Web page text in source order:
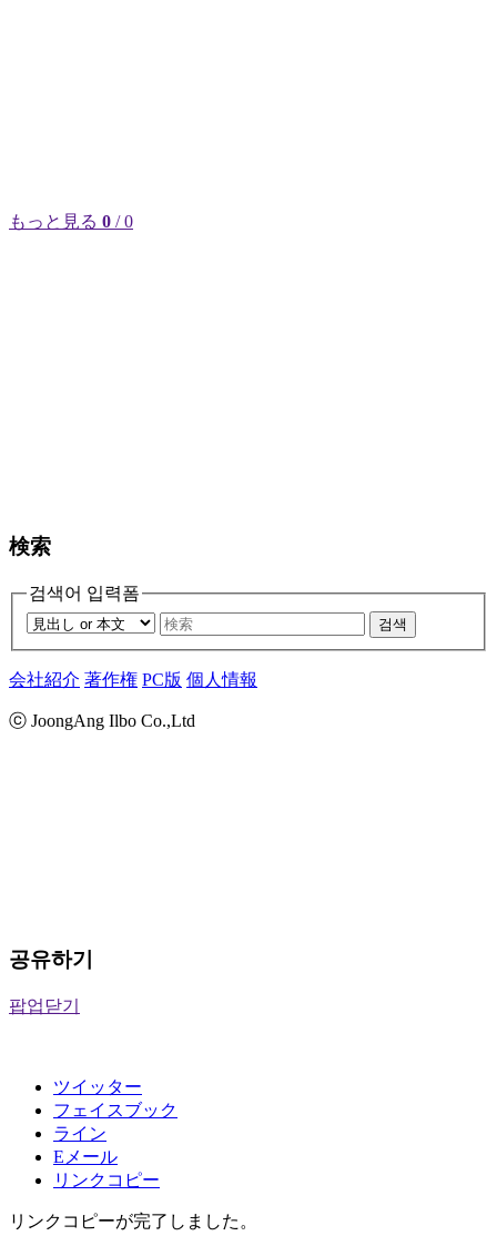
もっと見る 0 / 0
検索
검색어 입력폼
검색
会社紹介 著作権 PC版 個人情報
ⓒ JoongAng Ilbo Co.,Ltd
공유하기
팝업닫기
ツイッター
フェイスブック
ライン
Eメール
リンクコピー
リンクコピーが完了しました。